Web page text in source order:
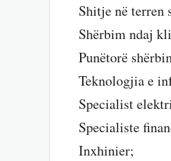
Shitje në terren
Shërbim ndaj
Punëtorë
Teknologjia e
Specialist
Specialiste
Inxhinier;